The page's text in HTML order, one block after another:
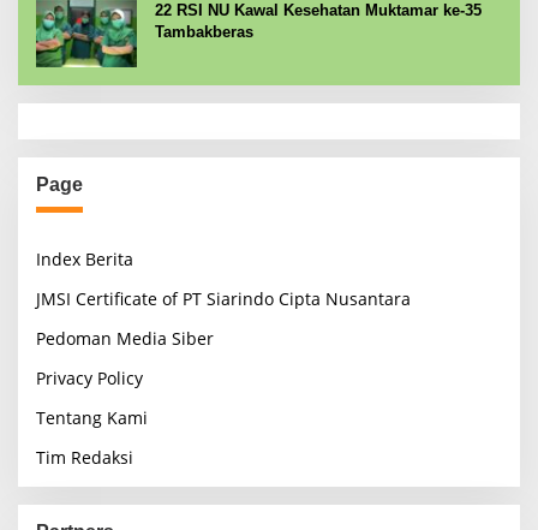
22 RSI NU Kawal Kesehatan Muktamar ke-35
Tambakberas
Page
Index Berita
JMSI Certificate of PT Siarindo Cipta Nusantara
Pedoman Media Siber
Privacy Policy
Tentang Kami
Tim Redaksi